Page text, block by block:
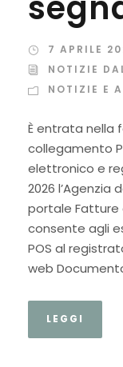
7 APRILE
NOTIZIE
NOTIZIE E
È entrata nella
collegamento
elettronico e
2026 l’Agenzia
portale Fatture
consente agli
POS al
web
LEGGI